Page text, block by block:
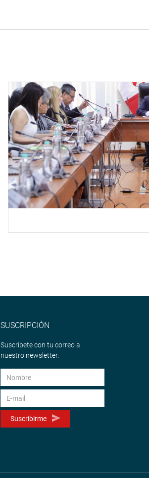
SUSCRIPCIÓN
Suscríbete con tu correo a
nuestro newsletter.
Suscribirme